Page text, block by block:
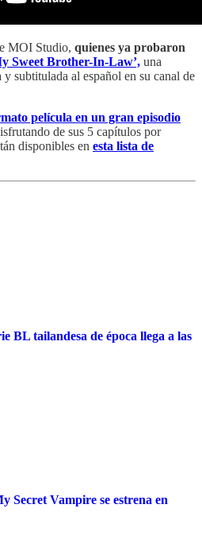
MOI Studio, quienes ya probaron
Sweet Brother-In-Law’, una
subtitulada al español en su canal de
película en un gran episodio
de sus 5 capítulos por
disponibles en esta lista de
BL tailandesa de época llega a las
Secret Vampire se estrena en